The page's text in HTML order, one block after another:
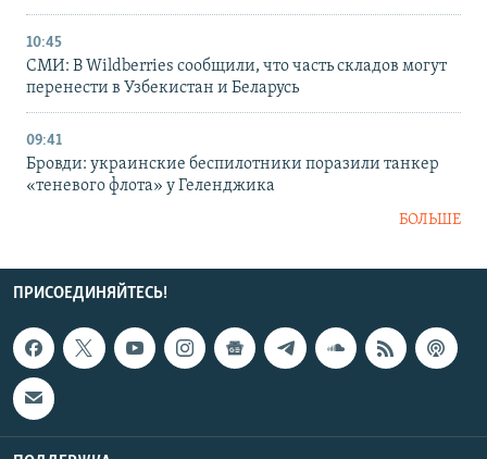
10:45
СМИ: В Wildberries сообщили, что часть складов могут
перенести в Узбекистан и Беларусь
09:41
Бровди: украинские беспилотники поразили танкер
«теневого флота» у Геленджика
БОЛЬШЕ
ПРИСОЕДИНЯЙТЕСЬ!